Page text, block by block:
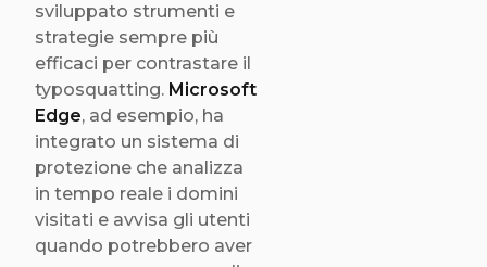
sviluppato strumenti e
strategie sempre più
efficaci per contrastare il
typosquatting. Microsoft
Edge, ad esempio, ha
integrato un sistema di
protezione che analizza
in tempo reale i domini
visitati e avvisa gli utenti
quando potrebbero aver